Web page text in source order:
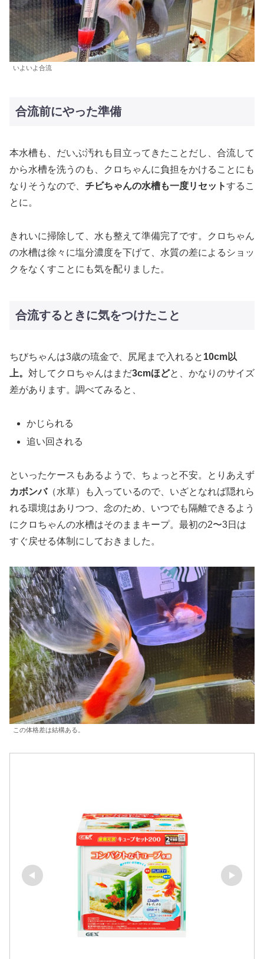
いよいよ合流
合流前にやった準備
本水槽も、だいぶ汚れも目立ってきたことだし、合流して
から水槽を洗うのも、クロちゃんに負担をかけることにも
なりそうなので、 チビちゃんの水槽も一度リセットするこ
とに。
きれいに掃除して、水も整えて準備完了です。クロちゃん
の水槽は徐々に塩分濃度を下げて、水質の差によるショッ
クをなくすことにも気を配りました。
合流するときに気をつけたこと
ちびちゃんは3歳の琉金で、尻尾まで入れると 10cm以
上。 対してクロちゃんはまだ3cmほどと、かなりのサイズ
差があります。調べてみると、
かじられる
追い回される
といったケースもあるようで、ちょっと不安。とりあえず
カボンバ（水草）も入っているので、いざとなれば隠れら
れる環境はありつつ、念のため、いつでも隔離できるよう
にクロちゃんの水槽はそのままキープ。最初の2〜3日は
すぐ戻せる体制にしておきました。
この体格差は結構ある。